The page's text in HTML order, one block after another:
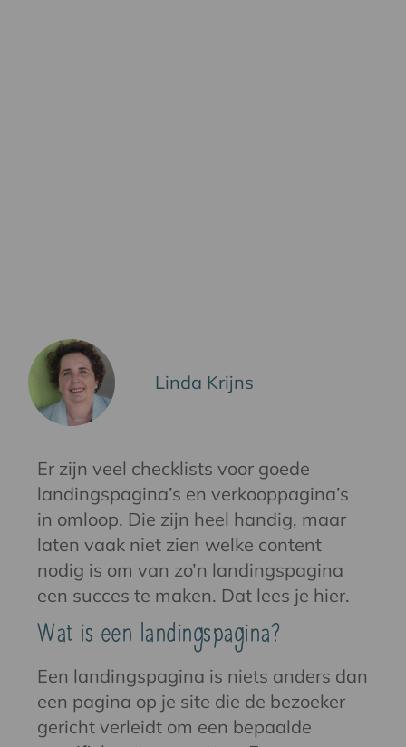
Linda Krijns
Er zijn veel checklists voor goede
landingspagina’s en verkooppagina’s
in omloop. Die zijn heel handig, maar
laten vaak niet zien welke content
nodig is om van zo’n landingspagina
een succes te maken. Dat lees je hier.
Wat is een landingspagina?
Een landingspagina is niets anders dan
een pagina op je site die de bezoeker
gericht verleidt om een bepaalde